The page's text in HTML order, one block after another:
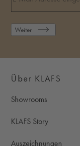
Weiter
Über KLAFS
Showrooms
KLAFS Story
Auszeichnungen